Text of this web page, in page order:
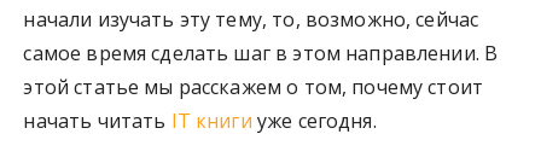
начали изучать эту тему, то, возможно, сейчас
самое время сделать шаг в этом направлении. В
этой статье мы расскажем о том, почему стоит
начать читать IT книги уже сегодня.